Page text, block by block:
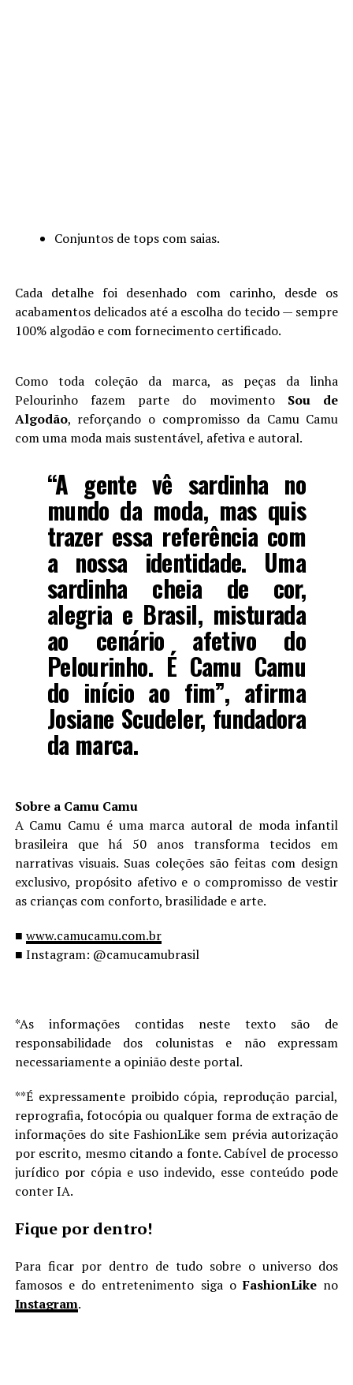
Conjuntos de tops com saias.
Cada detalhe foi desenhado com carinho, desde os
acabamentos delicados até a escolha do tecido — sempre
100% algodão e com fornecimento certificado.
Como toda coleção da marca, as peças da linha
Pelourinho fazem parte do movimento Sou de
Algodão, reforçando o compromisso da Camu Camu
com uma moda mais sustentável, afetiva e autoral.
“A gente vê sardinha no
mundo da moda, mas quis
trazer essa referência com
a nossa identidade. Uma
sardinha cheia de cor,
alegria e Brasil, misturada
ao cenário afetivo do
Pelourinho. É Camu Camu
do início ao fim”, afirma
Josiane Scudeler, fundadora
da marca.
Sobre a Camu Camu
A Camu Camu é uma marca autoral de moda infantil
brasileira que há 50 anos transforma tecidos em
narrativas visuais. Suas coleções são feitas com design
exclusivo, propósito afetivo e o compromisso de vestir
as crianças com conforto, brasilidade e arte.
■ www.camucamu.com.br
■ Instagram: @camucamubrasil
*As informações contidas neste texto são de
responsabilidade dos colunistas e não expressam
necessariamente a opinião deste portal.
**É expressamente proibido cópia, reprodução parcial,
reprografia, fotocópia ou qualquer forma de extração de
informações do site FashionLike sem prévia autorização
por escrito, mesmo citando a fonte. Cabível de processo
jurídico por cópia e uso indevido, esse conteúdo pode
conter IA.
Fique por dentro!
Para ficar por dentro de tudo sobre o universo dos
famosos e do entretenimento siga oFashionLike no
Instagram.